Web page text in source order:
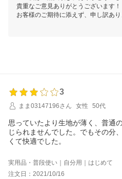
貴重なご意見ありがとうございます！
お客様のご期待に添えず、申し訳あり
いただいた貴重なご意見を参考に商
3
まま03147196さん
女性 50代
思っていたより生地が薄く、普通
じられませんでした。でもその分
くて快適でした。
実用品・普段使い｜自分用｜はじめて
注文日：2021/10/16